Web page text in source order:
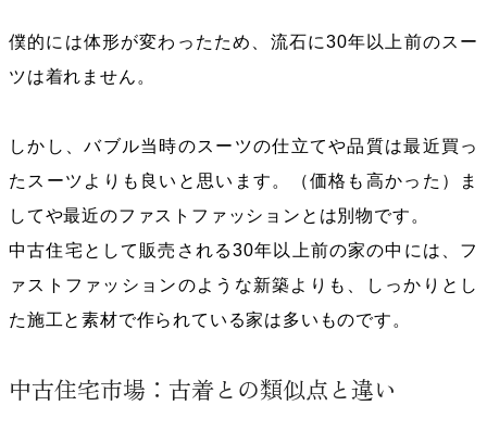
僕的には体形が変わったため、流石に30年以上前のスー
ツは着れません。
しかし、バブル当時のスーツの仕立てや品質は最近買っ
たスーツよりも良いと思います。（価格も高かった）ま
してや最近のファストファッションとは別物です。
中古住宅として販売される30年以上前の家の中には、フ
ァストファッションのような新築よりも、しっかりとし
た施工と素材で作られている家は多いものです。
中古住宅市場：古着との類似点と違い